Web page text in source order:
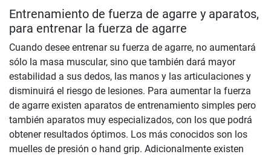
Entrenamiento de fuerza de agarre y aparatos,
para entrenar la fuerza de agarre
Cuando desee entrenar su fuerza de agarre, no aumentará
sólo la masa muscular, sino que también dará mayor
estabilidad a sus dedos, las manos y las articulaciones y
disminuirá el riesgo de lesiones. Para aumentar la fuerza
de agarre existen aparatos de entrenamiento simples pero
también aparatos muy especializados, con los que podrá
obtener resultados óptimos. Los más conocidos son los
muelles de presión o hand grip. Adicionalmente existen